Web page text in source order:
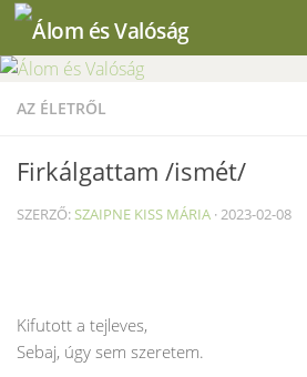
Skip to content
AZ ÉLETRŐL
Firkálgattam /ismét/
SZERZŐ:SZAIPNE KISS MÁRIA ·2023-02-08
Kifutott a tejleves,
Sebaj, úgy sem szeretem.